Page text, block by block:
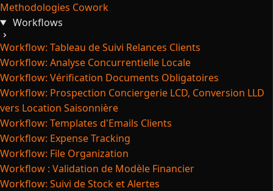
Methodologies Cowork
Workflows
Workflow: Tableau de Suivi Relances Clients
Workflow: Analyse Concurrentielle Locale
Workflow: Vérification Documents Obligatoires
Workflow: Prospection Conciergerie LCD, Conversion LLD
vers Location Saisonnière
Workflow: Templates d'Emails Clients
Workflow: Expense Tracking
Workflow: File Organization
Workflow : Validation de Modèle Financier
Workflow: Suivi de Stock et Alertes